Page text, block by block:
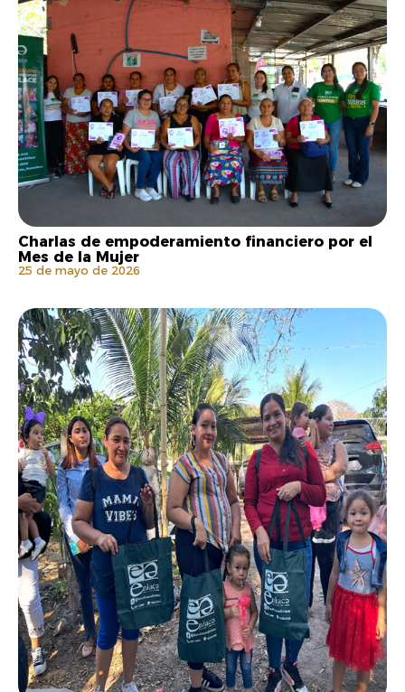
Charlas de empoderamiento financiero por el
Mes de la Mujer
25 de mayo de 2026